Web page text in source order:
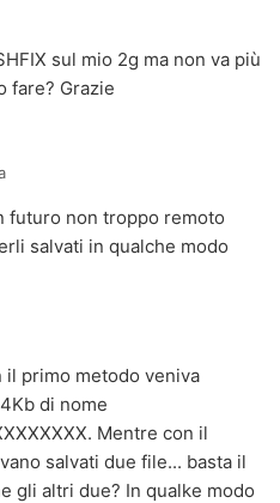
sul mio 2g ma non va più
fare? Grazie
futuro non troppo remoto
salvati in qualche modo
il primo metodo veniva
di nome
Mentre con il
salvati due file... basta il
gli altri due? In qualke modo